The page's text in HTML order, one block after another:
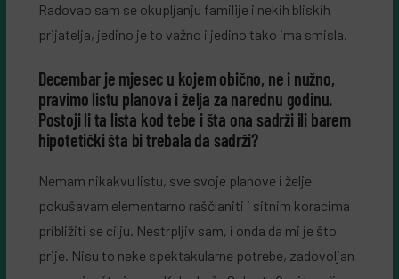
Radovao sam se okupljanju familije i nekih bliskih
prijatelja, jedino je to važno i jedino tako ima smisla.
Decembar je mjesec u kojem obično, ne i nužno,
pravimo listu planova i želja za narednu godinu.
Postoji li ta lista kod tebe i šta ona sadrži ili barem
hipotetički šta bi trebala da sadrži?
Nemam nikakvu listu, sve svoje planove i želje
pokušavam elementarno raščlaniti i sitnim koracima
približiti se cilju. Nestrpljiv sam, i onda da mi je što
prije. Nisu to neke spektakularne potrebe, zadovoljan